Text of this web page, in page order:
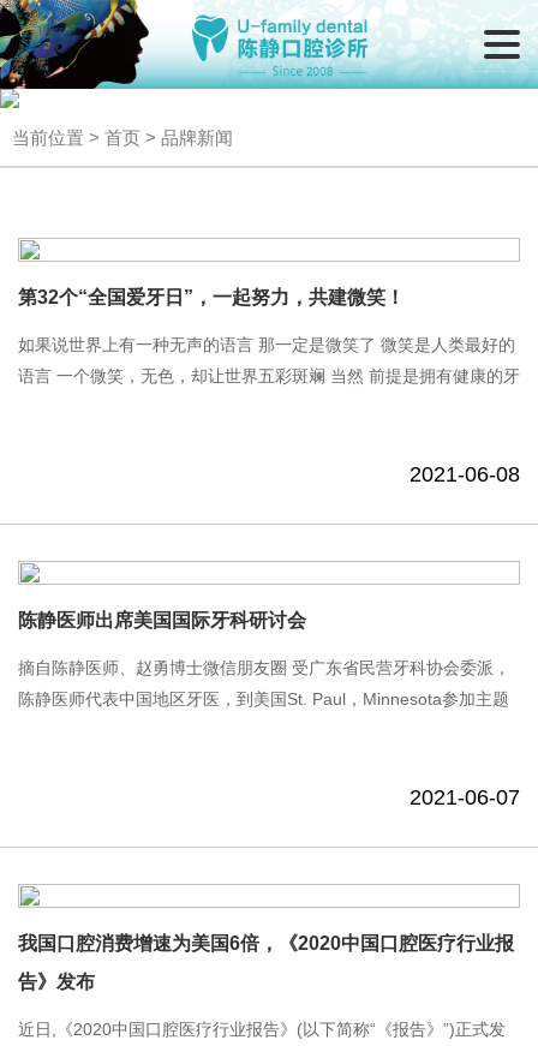
当前位置 > 首页 > 品牌新闻
第32个“全国爱牙日”，一起努力，共建微笑！
如果说世界上有一种无声的语言 那一定是微笑了 微笑是人类最好的
语言 一个微笑，无色，却让世界五彩斑斓 当然 前提是拥有健康的牙
2021-06-08
陈静医师出席美国国际牙科研讨会
摘自陈静医师、赵勇博士微信朋友圈 受广东省民营牙科协会委派，
陈静医师代表中国地区牙医，到美国St. Paul，Minnesota参加主题
2021-06-07
我国口腔消费增速为美国6倍，《2020中国口腔医疗行业报
告》发布
近日,《2020中国口腔医疗行业报告》(以下简称“《报告》”)正式发